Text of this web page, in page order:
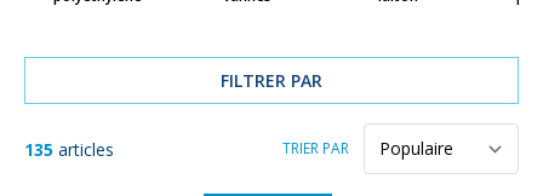
FILTRER PAR
TRIER PAR
135 articles